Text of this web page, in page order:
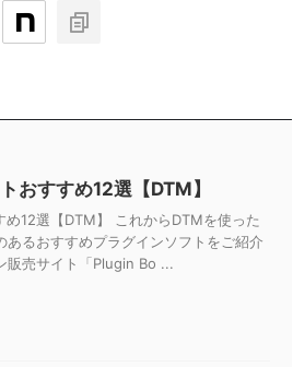
おすすめ12選【DTM】
め12選【DTM】 これからDTMを使った
るおすすめプラグインソフトをご紹介
販売サイト「Plugin Bo ...